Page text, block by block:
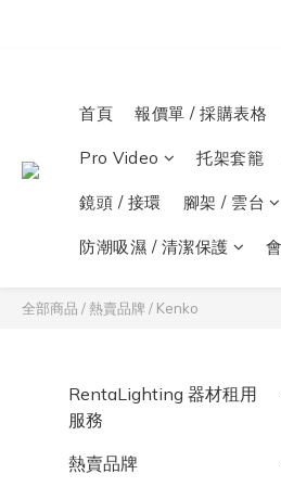
首頁 報價單 / 採購表格
Pro Video 托架套籠
鏡頭 / 接環 腳架 / 雲台
防潮吸濕 / 清潔保護
全部商品 /熱賣品牌 / Kenko
RentaLighting 器材租用
服務
熱賣品牌